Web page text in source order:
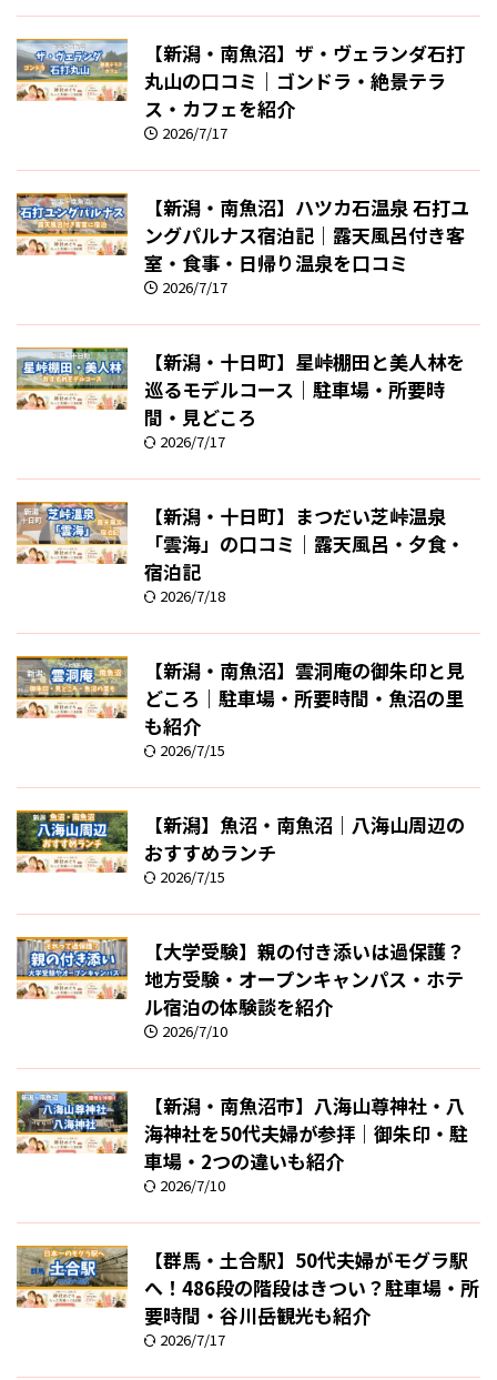
【新潟・南魚沼】ザ・ヴェランダ石打
丸山の口コミ｜ゴンドラ・絶景テラ
ス・カフェを紹介
2026/7/17
【新潟・南魚沼】ハツカ石温泉 石打ユ
ングパルナス宿泊記｜露天風呂付き客
室・食事・日帰り温泉を口コミ
2026/7/17
【新潟・十日町】星峠棚田と美人林を
巡るモデルコース｜駐車場・所要時
間・見どころ
2026/7/17
【新潟・十日町】まつだい芝峠温泉
「雲海」の口コミ｜露天風呂・夕食・
宿泊記
2026/7/18
【新潟・南魚沼】雲洞庵の御朱印と見
どころ｜駐車場・所要時間・魚沼の里
も紹介
2026/7/15
【新潟】魚沼・南魚沼｜八海山周辺の
おすすめランチ
2026/7/15
【大学受験】親の付き添いは過保護？
地方受験・オープンキャンパス・ホテ
ル宿泊の体験談を紹介
2026/7/10
【新潟・南魚沼市】八海山尊神社・八
海神社を50代夫婦が参拝｜御朱印・駐
車場・2つの違いも紹介
2026/7/10
【群馬・土合駅】50代夫婦がモグラ駅
へ！486段の階段はきつい？駐車場・所
要時間・谷川岳観光も紹介
2026/7/17